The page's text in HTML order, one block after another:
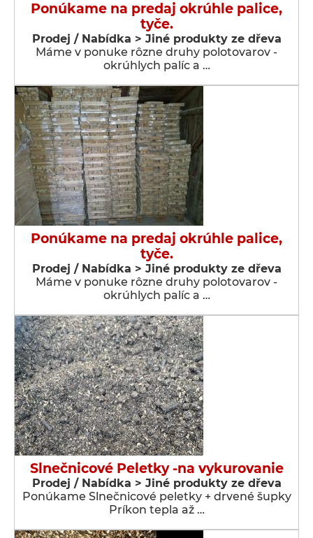
Ponúkame na predaj okrúhle palice,
tyče.
Prodej / Nabídka > Jiné produkty ze dřeva
Máme v ponuke rôzne druhy polotovarov -
okrúhlych palíc a …
Ponúkame na predaj okrúhle palice,
tyče.
Prodej / Nabídka > Jiné produkty ze dřeva
Máme v ponuke rôzne druhy polotovarov -
okrúhlych palíc a …
Slnečnicové Peletky -na vykurovanie
Prodej / Nabídka > Jiné produkty ze dřeva
Ponúkame Slnečnicové peletky + drvené šupky
Príkon tepla až …